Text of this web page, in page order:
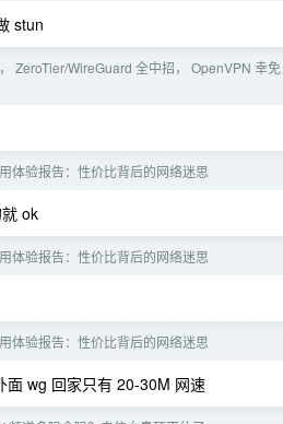
stun
ZeroTier/WireGuard 全中招， OpenVPN 幸
体验报告：性价比背后的网络迷思
ok
体验报告：性价比背后的网络迷思
体验报告：性价比背后的网络迷思
面 wg 回家只有 20-30M 网速